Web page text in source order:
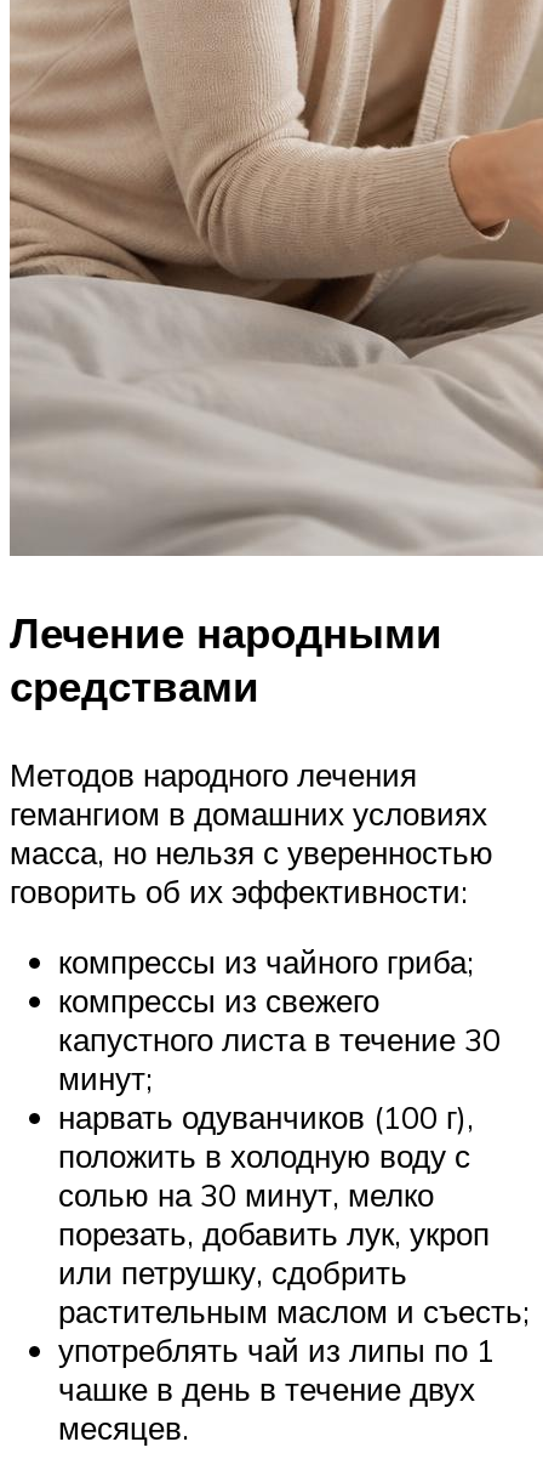
Лечение народными
средствами
Методов народного лечения
гемангиом в домашних условиях
масса, но нельзя с уверенностью
говорить об их эффективности:
компрессы из чайного гриба;
компрессы из свежего
капустного листа в течение 30
минут;
нарвать одуванчиков (100 г),
положить в холодную воду с
солью на 30 минут, мелко
порезать, добавить лук, укроп
или петрушку, сдобрить
растительным маслом и съесть;
употреблять чай из липы по 1
чашке в день в течение двух
месяцев.